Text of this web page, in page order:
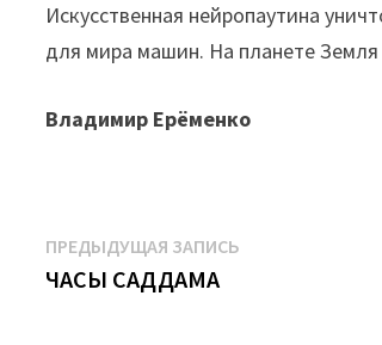
Искусственная нейропаутина
для мира машин. На планете
Владимир Ерёменко
Навигация
по
ПРЕДЫДУЩАЯ ЗАПИСЬ
ЧАСЫ САДДАМА